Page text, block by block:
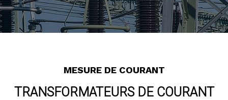
MESURE DE COURANT
TRANSFORMATEURS DE COURANT